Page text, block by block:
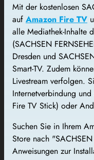
Mit der kostenlosen
auf Amazon Fire TV
alle Mediathek-Inhalte
(SACHSEN
Dresden und
Smart-TV. Zudem
Livestream verfolgen.
Internetverbindung
Fire TV Stick) oder
Suchen Sie in Ihrem
Store nach
Anweisungen zur